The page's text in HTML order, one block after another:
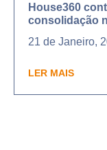
House360
consolidação
21 de Janeiro,
LER MAIS